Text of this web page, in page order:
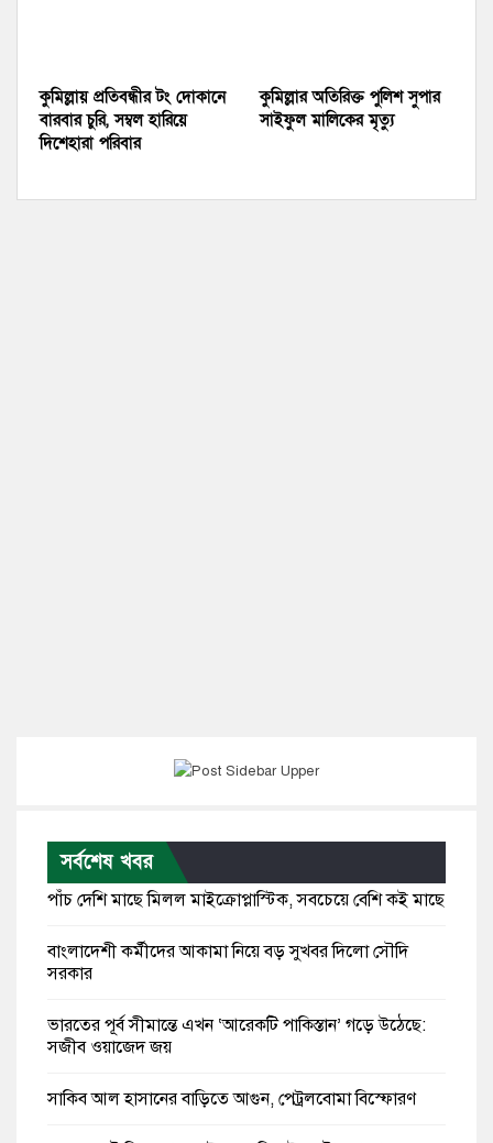
কুমিল্লায় প্রতিবন্ধীর টং দোকানে
বারবার চুরি, সম্বল হারিয়ে
দিশেহারা পরিবার
কুমিল্লার অতিরিক্ত পুলিশ সুপার
সাইফুল মালিকের মৃত্যু
সর্বশেষ খবর
পাঁচ দেশি মাছে মিলল মাইক্রোপ্লাস্টিক, সবচেয়ে বেশি কই মাছে
বাংলাদেশী কর্মীদের আকামা নিয়ে বড় সুখবর দিলো সৌদি
সরকার
ভারতের পূর্ব সীমান্তে এখন ‘আরেকটি পাকিস্তান’ গড়ে উঠেছে:
সজীব ওয়াজেদ জয়
সাকিব আল হাসানের বাড়িতে আগুন, পেট্রলবোমা বিস্ফোরণ